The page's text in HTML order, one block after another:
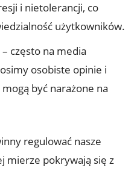
i nietolerancji, co
użytkowników.
– często na media
osobiste opinie i
być narażone na
regulować nasze
mierze pokrywają się z